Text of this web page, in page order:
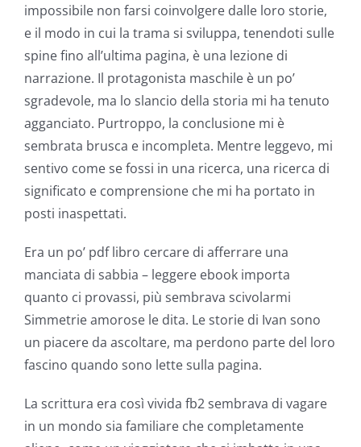
impossibile non farsi coinvolgere dalle loro storie,
e il modo in cui la trama si sviluppa, tenendoti sulle
spine fino all’ultima pagina, è una lezione di
narrazione. Il protagonista maschile è un po’
sgradevole, ma lo slancio della storia mi ha tenuto
agganciato. Purtroppo, la conclusione mi è
sembrata brusca e incompleta. Mentre leggevo, mi
sentivo come se fossi in una ricerca, una ricerca di
significato e comprensione che mi ha portato in
posti inaspettati.
Era un po’ pdf libro cercare di afferrare una
manciata di sabbia – leggere ebook importa
quanto ci provassi, più sembrava scivolarmi
Simmetrie amorose le dita. Le storie di Ivan sono
un piacere da ascoltare, ma perdono parte del loro
fascino quando sono lette sulla pagina.
La scrittura era così vivida fb2 sembrava di vagare
in un mondo sia familiare che completamente